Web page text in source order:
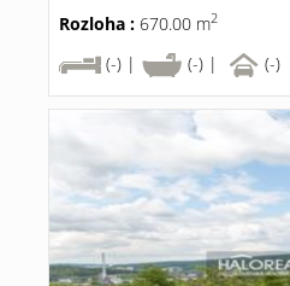
Rozloha : 670.00 m2
(-) |
(-) | (-)